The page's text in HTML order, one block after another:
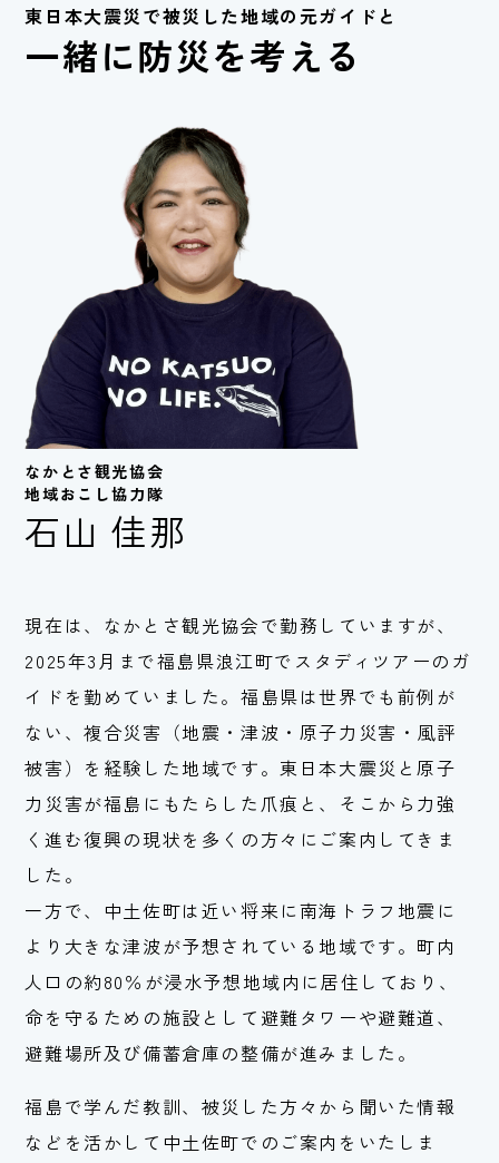
東日本大震災で被災した地域の元ガイドと
一緒に防災を考える
なかとさ観光協会
地域おこし協力隊
石山 佳那
現在は、なかとさ観光協会で勤務していますが、
2025年3月まで福島県浪江町でスタディツアーのガ
イドを勤めていました。福島県は世界でも前例が
ない、複合災害（地震・津波・原子力災害・風評
被害）を経験した地域です。東日本大震災と原子
力災害が福島にもたらした爪痕と、そこから力強
く進む復興の現状を多くの方々にご案内してきま
した。
一方で、中土佐町は近い将来に南海トラフ地震に
より大きな津波が予想されている地域です。町内
人口の約80％が浸水予想地域内に居住しており、
命を守るための施設として避難タワーや避難道、
避難場所及び備蓄倉庫の整備が進みました。
福島で学んだ教訓、被災した方々から聞いた情報
などを活かして中土佐町でのご案内をいたしま